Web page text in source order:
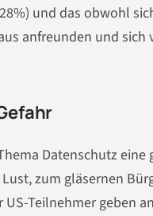
und das obwohl
anfreunden und sich
Datenschutz eine
zum gläsernen
Teilnehmer geben